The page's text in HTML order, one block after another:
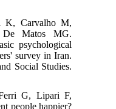
K, Carvalho M,
De Matos MG.
psychological
survey in Iran.
Social Studies.
G, Lipari F,
people happier?